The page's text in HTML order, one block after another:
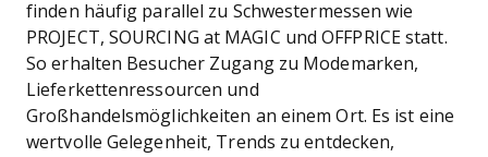
finden häufig parallel zu Schwestermessen wie
PROJECT, SOURCING at MAGIC und OFFPRICE statt.
So erhalten Besucher Zugang zu Modemarken,
Lieferkettenressourcen und
Großhandelsmöglichkeiten an einem Ort. Es ist eine
wertvolle Gelegenheit, Trends zu entdecken,